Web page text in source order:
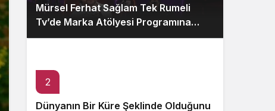
Mürsel Ferhat Sağlam Tek Rumeli
Tv’de Marka Atölyesi Programına
Konuk Oldu
2
Dünyanın Bir Küre Şeklinde Olduğunu